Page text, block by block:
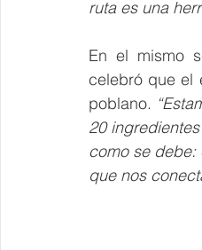
ruta es una
En el mismo
celebró que el
poblano.
20
como se debe:
que nos